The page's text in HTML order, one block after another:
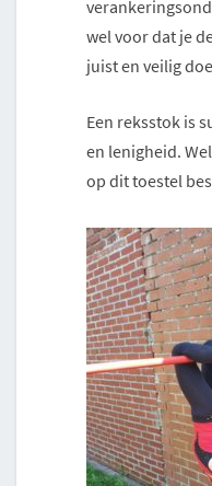
wel voor dat je
juist en veilig
Een reksstok is
en lenigheid.
op dit toestel